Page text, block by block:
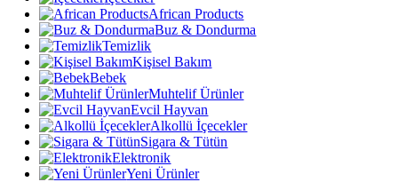
African Products
Buz & Dondurma
Temizlik
Kişisel Bakım
Bebek
Muhtelif Ürünler
Evcil Hayvan
Alkollü İçecekler
Sigara & Tütün
Elektronik
Yeni Ürünler